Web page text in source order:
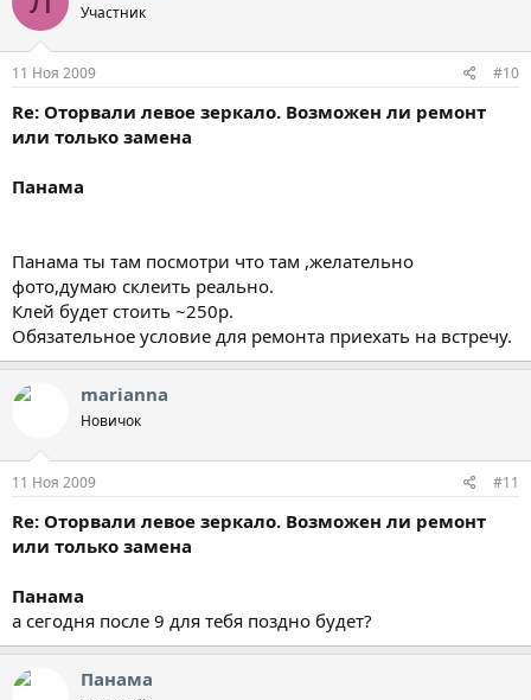
Участник
11 Ноя 2009 #10
Re: Оторвали левое зеркало. Возможен ли ремонт
или только замена
Панама
Панама ты там посмотри что там ,желательно
фото,думаю склеить реально.
Клей будет стоить ~250р.
Обязательное условие для ремонта приехать на встречу.
marianna
Новичок
11 Ноя 2009 #11
Re: Оторвали левое зеркало. Возможен ли ремонт
или только замена
Панама
а сегодня после 9 для тебя поздно будет?
Панама